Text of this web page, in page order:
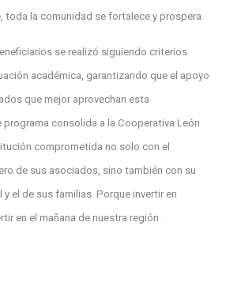
toda la comunidad se fortalece y prospera.
se realizó siguiendo criterios
académica, garantizando que el apoyo
que mejor aprovechan esta
consolida a la Cooperativa León
comprometida no solo con el
de sus asociados, sino también con su
el de sus familias. Porque invertir en
en el mañana de nuestra región.